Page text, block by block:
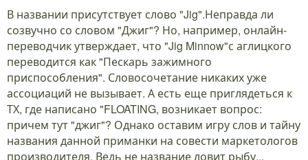
В названии присутствует слово "Jig".Неправда ли
созвучно со словом "Джиг"? Но, например, онлайн-
переводчик утверждает, что "Jig Minnow"с аглицкого
переводится как "Пескарь зажимного
приспособления". Словосочетание никаких уже
ассоциаций не вызывает. А есть еще приглядеться к
ТХ, где написано "FLOATING, возникает вопрос:
причем тут "джиг"? Однако оставим игру слов и тайну
названия данной приманки на совести маркетологов
производителя. Ведь не название ловит рыбу...